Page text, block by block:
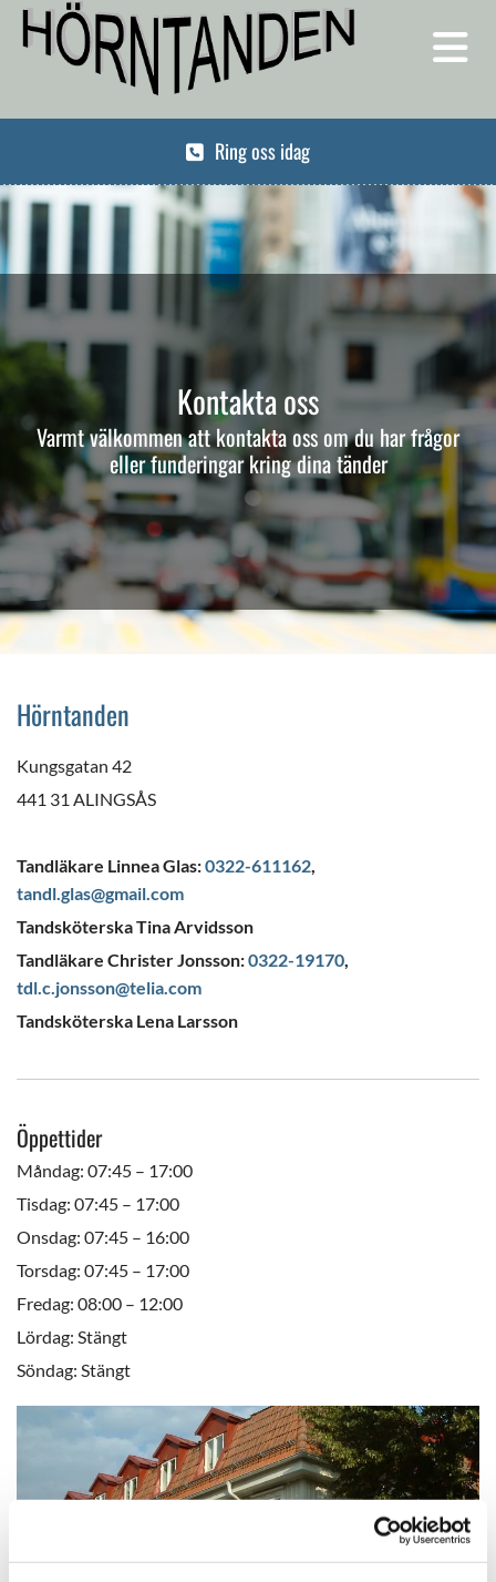
Ring oss idag
Kontakta oss
Varmt välkommen att kontakta oss om du har frågor
eller funderingar kring dina tänder
Hörntanden
Kungsgatan 42
441 31 ALINGSÅS
Tandläkare Linnea Glas:0322-611162,
tandl.glas@gmail.com
Tandsköterska Tina Arvidsson
Tandläkare Christer Jonsson:0322-19170,
tdl.c.jonsson@telia.com
Tandsköterska Lena Larsson
Öppettider
Måndag: 07:45 – 17:00
Tisdag: 07:45 – 17:00
Onsdag: 07:45 – 16:00
Torsdag: 07:45 – 17:00
Fredag: 08:00 – 12:00
Lördag: Stängt
Söndag: Stängt